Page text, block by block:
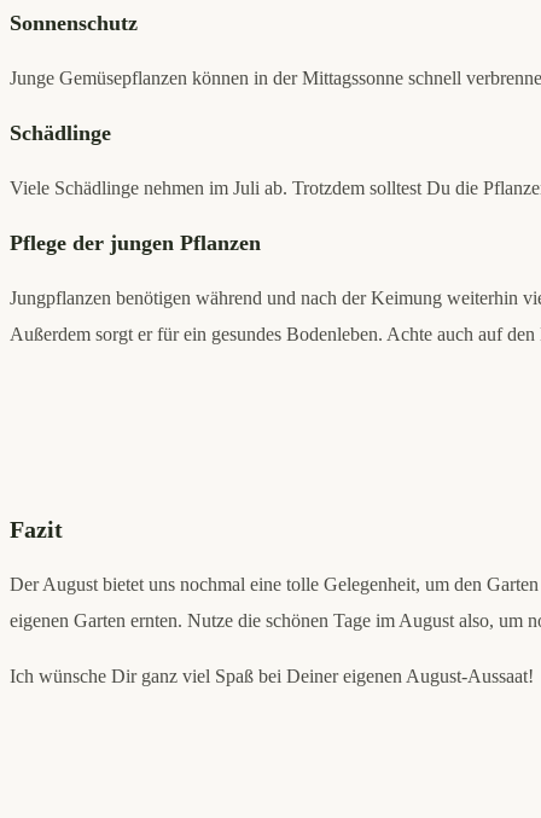
Sonnenschutz
Junge Gemüsepflanzen können in der Mittagssonne schnell
Schädlinge
Viele Schädlinge nehmen im Juli ab. Trotzdem solltest Du die
Pflege der jungen Pflanzen
Jungpflanzen benötigen während und nach der Keimung weiterhin
Außerdem sorgt er für ein gesundes Bodenleben. Achte auch auf
Fazit
Der August bietet uns nochmal eine tolle Gelegenheit, um den
eigenen Garten ernten. Nutze die schönen Tage im August also, um
Ich wünsche Dir ganz viel Spaß bei Deiner eigenen August-Aussaat!